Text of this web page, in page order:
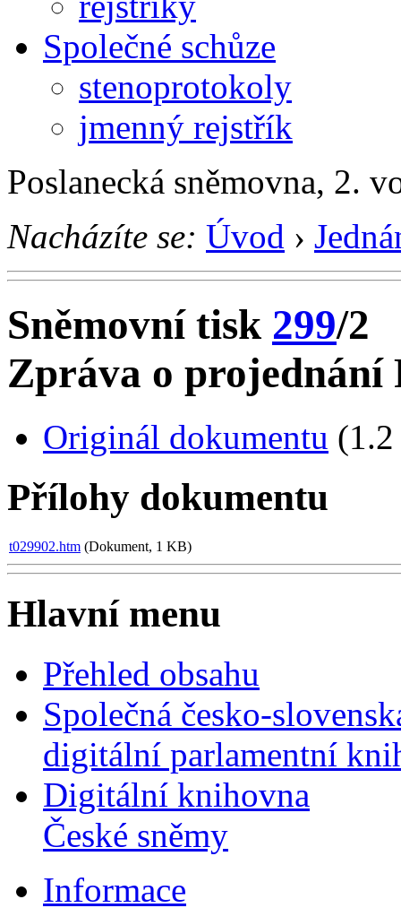
Společné schůze
stenoprotokoly
jmenný rejstřík
Poslanecká sněmovna, 2.
Nacházíte se: Úvod ›
Sněmovní tisk 299/2
Zpráva o projednání
Originál dokumentu
Přílohy dokumentu
t029902.htm (Dokument, 1 KB)
Hlavní menu
Přehled obsahu
Společná česko-
digitální parlamentní
Digitální knihovna
České sněmy
Informace